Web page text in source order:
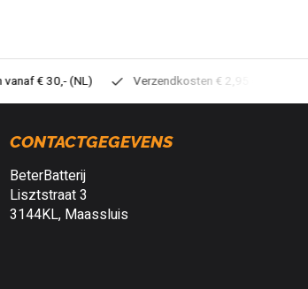
€ 30,- (NL) Verzendkosten € 2,95 (NL)
CONTACTGEGEVENS
BeterBatterij
Lisztstraat 3
3144KL, Maassluis